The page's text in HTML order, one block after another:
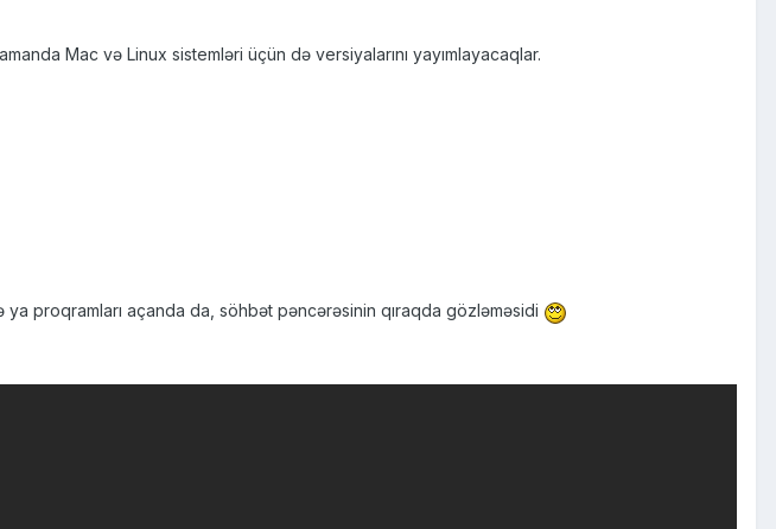
Mac və Linux sistemləri üçün də versiyalarını yayımlayacaqlar.
ya proqramları açanda da, söhbət pəncərəsinin qıraqda gözləməsidi